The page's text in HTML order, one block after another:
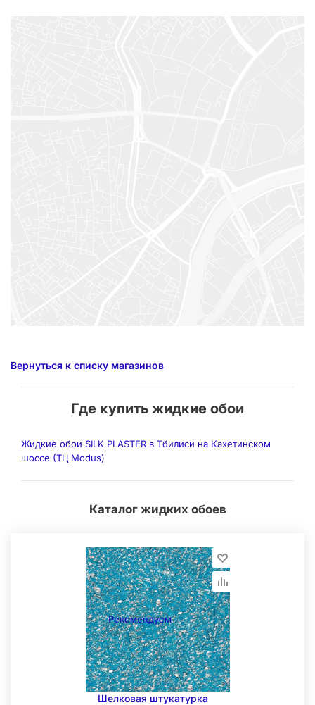
Вернуться к списку магазинов
Где купить жидкие обои
Жидкие обои SILK PLASTER в Тбилиси на Кахетинском
шоссе (ТЦ Modus)
Каталог жидких обоев
Рекомендуем
Шелковая штукатурка